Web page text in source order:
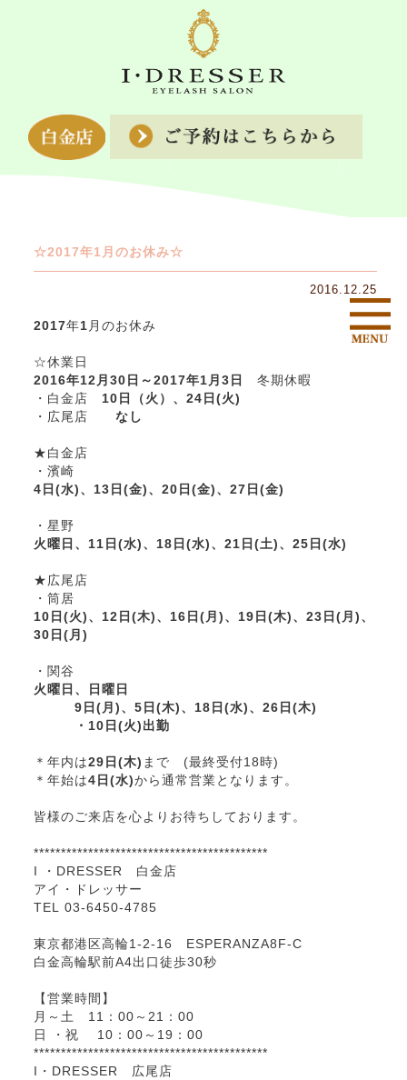
☆2017年1月のお休み☆
2016.12.25
2017年1 月のお休み
☆休業日
2016年12月30日～2017年1月3日
冬期休暇
・白金店 10日（火）、24日(火)
・広尾店
なし
★白金店
・濱崎
4日(水)、13日(金)、20日(金)、27日(金)
・星野
火曜日、11日(水)、18日(水)、21日(土)、25日(水)
★広尾店
・筒居
10日(火)、12日(木)、16日(月)、19日(木)、23日(月)、
30日(月)
・関谷
火曜日、日曜日
9日(月)、5日(木)、18日(水)、26日(木)
・10日(火)出勤
＊年内は29日(木) まで (最終受付18時)
＊年始は4日(水)から通常営業となります。
皆様のご来店を心よりお待ちしております。
*******************************************
I ・DRESSER 白金店
アイ・ドレッサー
TEL 03-6450-4785
東京都港区高輪1-2-16 ESPERANZA8F-C
白金高輪駅前A4出口徒歩30秒
【営業時間】
月～土 11：00～21：00
日 ・祝 10：00～19：00
*******************************************
I・DRESSER 広尾店